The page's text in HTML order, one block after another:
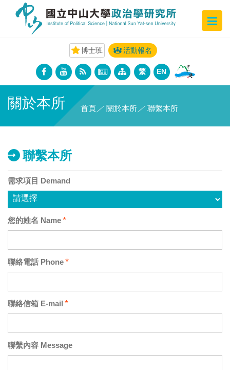
博士班 活動報名
繁 EN
關於本所 首頁 ／ 關於本所 ／ 聯繫本所
聯繫本所
需求項目 Demand
您的姓名 Name*
聯絡電話 Phone*
聯絡信箱 E-mail *
聯繫內容 Message